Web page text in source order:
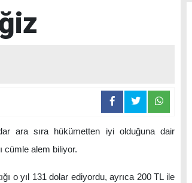
ara sıra hükümetten iyi olduğuna dair
cümle alem biliyor.
o yıl 131 dolar ediyordu, ayrıca 200 TL ile